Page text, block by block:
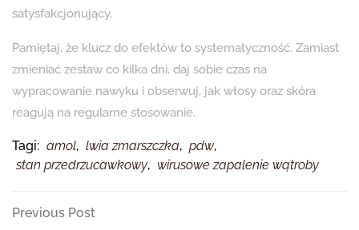
satysfakcjonujący.
Pamiętaj, że klucz do efektów to systematyczność. Zamiast
zmieniać zestaw co kilka dni, daj sobie czas na
wypracowanie nawyku i obserwuj, jak włosy oraz skóra
reagują na regularne stosowanie.
Tagi: amol, lwia zmarszczka, pdw,
stan przedrzucawkowy, wirusowe zapalenie wątroby
Nawigacja
Previous
Previous Post